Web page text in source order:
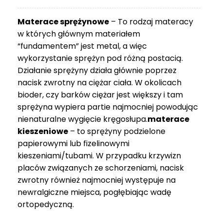
749 zł
Materace sprężynowe – To rodzaj materacy
w których głównym materiałem
“fundamentem” jest metal, a więc
wykorzystanie sprężyn pod różną postacią.
Działanie sprężyny działa głównie poprzez
nacisk zwrotny na ciężar ciała. W okolicach
bioder, czy barków ciężar jest większy i tam
sprężyna wypiera partie najmocniej powodując
nienaturalne wygięcie kręgosłupa.materace
kieszeniowe – to sprężyny podzielone
papierowymi lub fizelinowymi
kieszeniami/tubami. W przypadku krzywizn
placów związanych ze schorzeniami, nacisk
zwrotny również najmocniej występuje na
newralgiczne miejsca, pogłębiając wadę
ortopedyczną.